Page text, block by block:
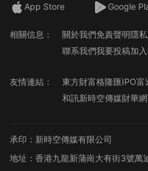
App Store Google
相關信息： 關於我們免責聲明隱
聯系我們我要投稿加
友情連結： 東方財富格隆匯IPO富
和訊新時空傳媒財華網
承印：新時空傳媒有限公司
地址：香港九龍新蒲崗大有街3號萬